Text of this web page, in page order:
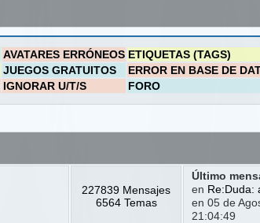
AVATARES ERRÓNEOS ETIQUETAS (TAGS)
JUEGOS GRATUITOS
ERROR EN BASE DE
IGNORAR U/T/S FORO
227839 Mensajes
6564 Temas
Último
en Re:Duda:
en 05 de
21:04:49